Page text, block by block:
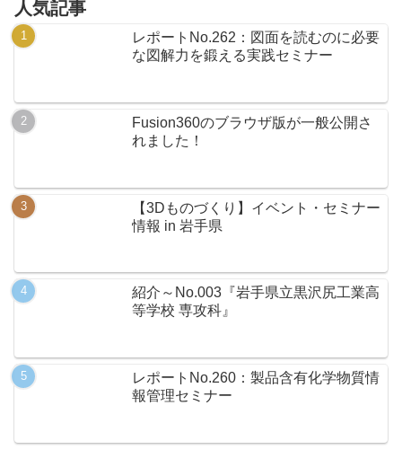
人気記事
レポートNo.262：図面を読むのに必要
な図解力を鍛える実践セミナー
Fusion360のブラウザ版が一般公開さ
れました！
【3Dものづくり】イベント・セミナー
情報 in 岩手県
紹介～No.003『岩手県立黒沢尻工業高
等学校 専攻科』
レポートNo.260：製品含有化学物質情
報管理セミナー